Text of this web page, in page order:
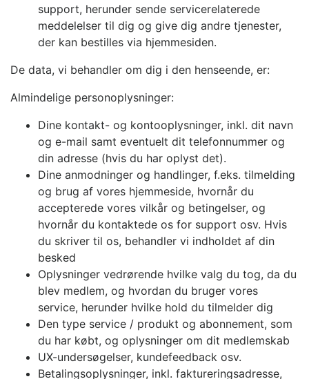
support, herunder sende servicerelaterede
meddelelser til dig og give dig andre tjenester,
der kan bestilles via hjemmesiden.
De data, vi behandler om dig i den henseende, er:
Almindelige personoplysninger:
Dine kontakt- og kontooplysninger, inkl. dit navn
og e-mail samt eventuelt dit telefonnummer og
din adresse (hvis du har oplyst det).
Dine anmodninger og handlinger, f.eks. tilmelding
og brug af vores hjemmeside, hvornår du
accepterede vores vilkår og betingelser, og
hvornår du kontaktede os for support osv. Hvis
du skriver til os, behandler vi indholdet af din
besked
Oplysninger vedrørende hvilke valg du tog, da du
blev medlem, og hvordan du bruger vores
service, herunder hvilke hold du tilmelder dig
Den type service / produkt og abonnement, som
du har købt, og oplysninger om dit medlemskab
UX-undersøgelser, kundefeedback osv.
Betalingsoplysninger, inkl. faktureringsadresse,